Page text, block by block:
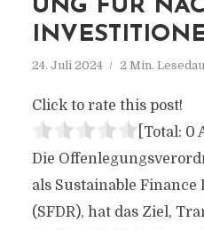
UNG FÜR
24. Juli 2024 2 Min.
Click to rate this post!
[Total: 0
Die
als Sustainable
(SFDR), hat das Ziel,